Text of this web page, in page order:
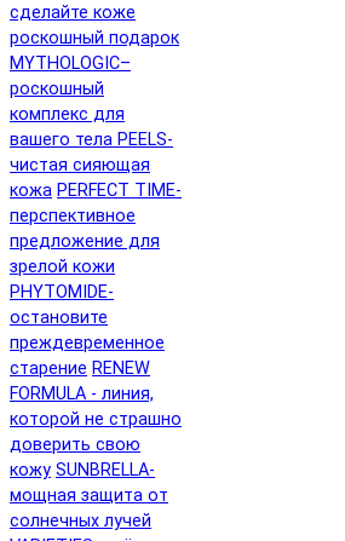
сделайте коже
роскошный подарок
MYTHOLOGIC–
роскошный
комплекс для
вашего тела PEELS-
чистая сияющая
кожа PERFECT TIME-
перспективное
предложение для
зрелой кожи
PHYTOMIDE-
остановите
преждевременное
старение RENEW
FORMULA - линия,
которой не страшно
доверить свою
кожу SUNBRELLA-
мощная защита от
солнечных лучей